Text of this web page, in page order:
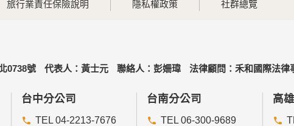
旅行業責任保險說明 隱私權政策 社群總覽
0738號 代表人：黃士元 聯絡人：彭姍瑋 法律顧問：禾和國際法律
台中分公司
TEL 04-2213-7676
台南分公司
TEL 06-300-9689
高